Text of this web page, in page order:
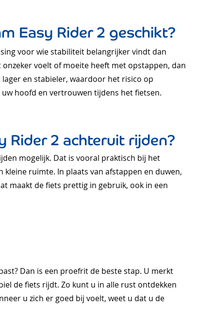
Easy Rider 2 geschikt?
voor wie stabiliteit belangrijker vindt dan
voelt of moeite heeft met opstappen, dan
en stabieler, waardoor het risico op
hoofd en vertrouwen tijdens het fietsen.
Rider 2 achteruit rijden?
mogelijk. Dat is vooral praktisch bij het
ruimte. In plaats van afstappen en duwen,
maakt de fiets prettig in gebruik, ook in een
Dan is een proefrit de beste stap. U merkt
de fiets rijdt. Zo kunt u in alle rust ontdekken
u zich er goed bij voelt, weet u dat u de